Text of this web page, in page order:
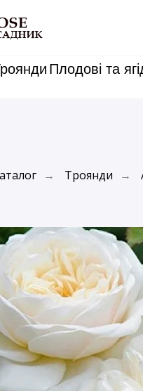
Плодові та
→ Троянди →